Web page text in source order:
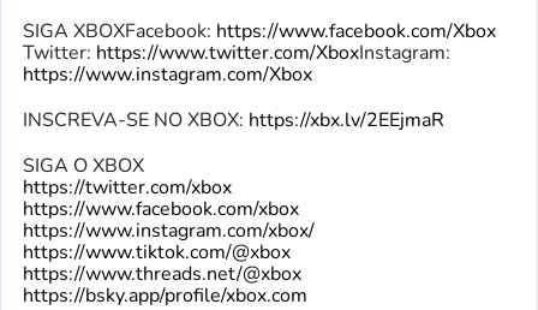
SIGA XBOXFacebook: https://www.facebook.com/Xbox​
Twitter: https://www.twitter.com/Xbox​Instagram:
https://www.instagram.com/Xbox
INSCREVA-SE NO XBOX: https://xbx.lv/2EEjmaR
SIGA O XBOX
https://twitter.com/xbox
https://www.facebook.com/xbox
https://www.instagram.com/xbox/
https://www.tiktok.com/@xbox
https://www.threads.net/@xbox
https://bsky.app/profile/xbox.com